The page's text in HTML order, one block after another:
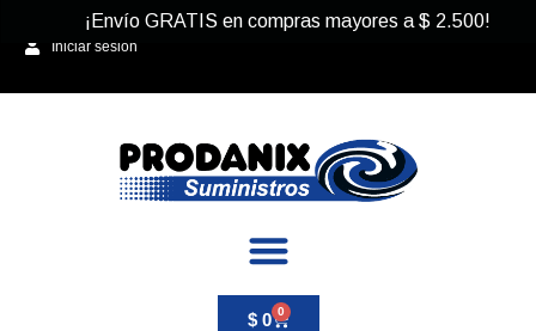
Iniciar sesión
$0 0
¡Envío GRATIS en compras mayores a $ 2.500!